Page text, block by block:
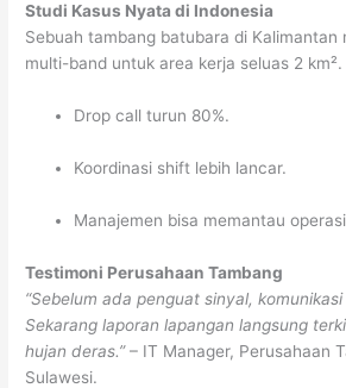
Studi Kasus Nyata di Indonesia
Sebuah tambang batubara di Kalimantan
multi-band untuk area kerja seluas 2
Drop call turun 80%.
Koordinasi shift lebih lancar.
Manajemen bisa memantau
Testimoni Perusahaan Tambang
“Sebelum ada penguat sinyal,
Sekarang laporan lapangan langsung
hujan deras.”– IT Manager, Perusahaan
Sulawesi.